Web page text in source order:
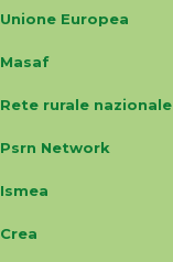
Unione Europea
Masaf
Rete rurale nazionale
Psrn Network
Ismea
Crea